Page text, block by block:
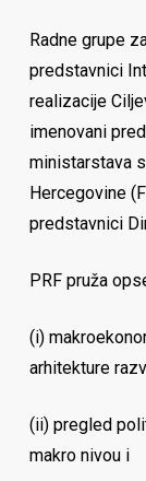
Radne grupe
predstavnici
realizacije
imenovani
ministarstava
Hercegovine
predstavnici
PRF pruža
(i)
arhitekture
(ii) pregled
makro nivou i